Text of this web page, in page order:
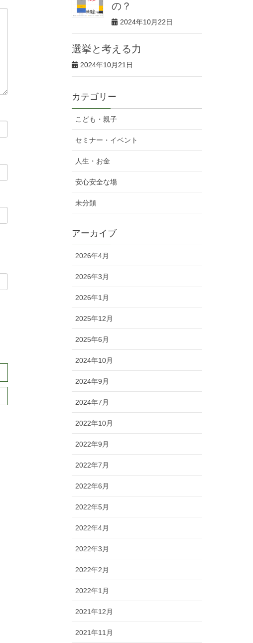
の？
2024年10月22日
選挙と考える力
2024年10月21日
カテゴリー
こども・親子
セミナー・イベント
人生・お金
安心安全な場
未分類
アーカイブ
2026年4月
2026年3月
2026年1月
2025年12月
2025年6月
2024年10月
2024年9月
2024年7月
2022年10月
2022年9月
2022年7月
2022年6月
2022年5月
2022年4月
2022年3月
2022年2月
2022年1月
2021年12月
2021年11月